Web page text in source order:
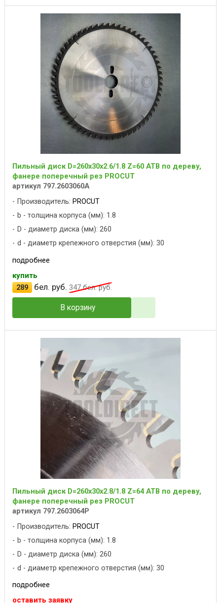
Пильный диск D=260x30x2.6/1.8 Z=60 ATB по дереву,
фанере поперечный рез PROCUT
артикул 797.2603060A
Производитель: PROCUT
b - толщина корпуса (мм): 1.8
D - диаметр диска (мм): 260
d - диаметр крепежного отверстия (мм): 30
подробнее
купить
289
бел. руб. 347бел. руб.
В корзину
Пильный диск D=260x30x2.8/1.8 Z=64 ATB по дереву,
фанере поперечный рез PROCUT
артикул 797.2603064P
Производитель: PROCUT
b - толщина корпуса (мм): 1.8
D - диаметр диска (мм): 260
d - диаметр крепежного отверстия (мм): 30
подробнее
оставить заявку